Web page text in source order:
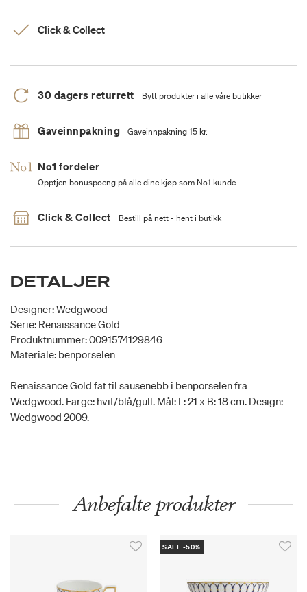
Click & Collect
30 dagers returrett Bytt produkter i alle våre butikker
Gaveinnpakning Gaveinnpakning 15 kr.
No1 fordeler
Opptjen bonuspoeng på alle dine kjøp som No1 kunde
Click & Collect Bestill på nett - hent i butikk
DETALJER
Designer: Wedgwood
Serie: Renaissance Gold
Produktnummer: 0091574129846
Materiale: benporselen
Renaissance Gold fat til sausenebb i benporselen fra
Wedgwood. Farge: hvit/blå/gull. Mål: L: 21 x B: 18 cm. Design:
Wedgwood 2009.
Anbefalte produkter
SALE -50%